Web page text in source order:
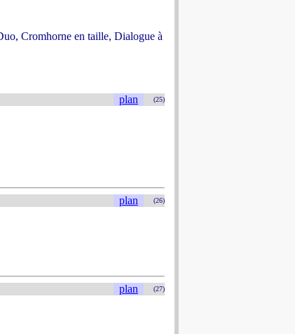
Cromhorne en taille, Dialogue à
plan (25)
plan (26)
plan (27)